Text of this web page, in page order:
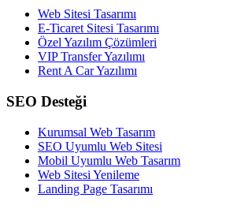
Web Sitesi Tasarımı
E-Ticaret Sitesi Tasarımı
Özel Yazılım Çözümleri
VIP Transfer Yazılımı
Rent A Car Yazılımı
SEO Desteği
Kurumsal Web Tasarım
SEO Uyumlu Web Sitesi
Mobil Uyumlu Web Tasarım
Web Sitesi Yenileme
Landing Page Tasarımı